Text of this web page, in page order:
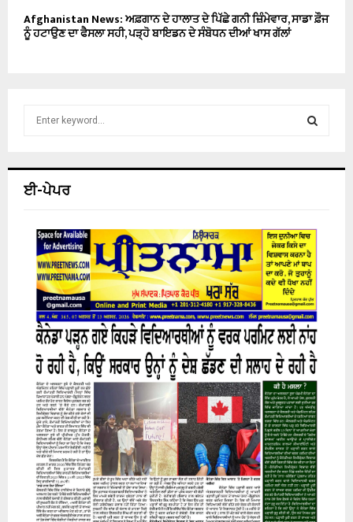
Afghanistan News: ਅਫ਼ਗਾਨ ਦੇ ਹਾਲਾਤ ਦੇ ਪਿੱਛੇ ਗਨੀ ਜ਼ਿੰਮੇਵਾਰ, ਸਾਡਾ ਫ਼ੌਜ
ਨੂੰ ਹਟਾਉਣ ਦਾ ਫੈਸਲਾ ਸਹੀ, ਪੜ੍ਹੋ ਬਾਇਡਨ ਦੇ ਸੰਬੋਧਨ ਦੀਆਂ ਖਾਸ ਗੱਲਾਂ
h
C
H
ਈ-ਪੇਪਰ
07 August 2026